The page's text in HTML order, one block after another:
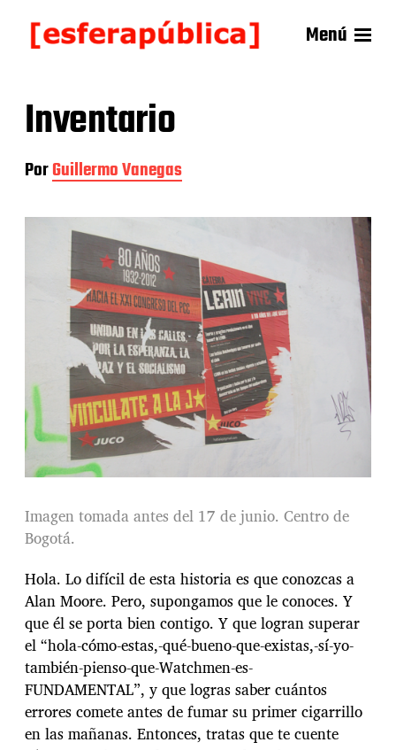
Menú
Inventario
PorGuillermo Vanegas
Imagen tomada antes del 17 de junio. Centro de
Bogotá.
Hola. Lo difícil de esta historia es que conozcas a
Alan Moore. Pero, supongamos que le conoces. Y
que él se porta bien contigo. Y que logran superar
el “hola-cómo-estas,-qué-bueno-que-existas,-sí-yo-
también-pienso-que-Watchmen-es-
FUNDAMENTAL”, y que logras saber cuántos
errores comete antes de fumar su primer cigarrillo
en las mañanas. Entonces, tratas que te cuente